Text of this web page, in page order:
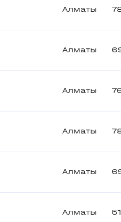
Алматы
Алматы
Алматы
Алматы
Алматы
Алматы